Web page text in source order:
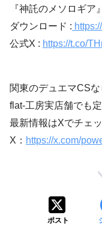
『神託のメソロギア』
ダウンロード :
公式X : https://t.co/
関東のデュエマCSな
flat-工房実店舗でも
最新情報はXでチェ
X： https://x.com/
ポスト